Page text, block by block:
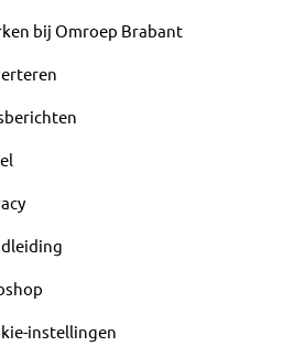
bij Omroep Brabant
instellingen